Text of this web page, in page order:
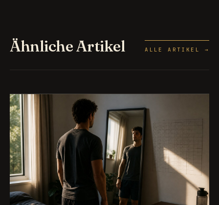
Ähnliche Artikel ALLE ARTIKEL →